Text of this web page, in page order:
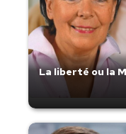
La liberté ou la